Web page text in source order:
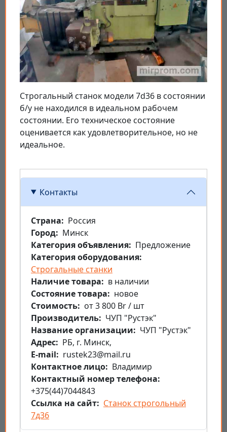
Строгальный станок модели 7d36 в состоянии
б/у не находился в идеальном рабочем
состоянии. Его техническое состояние
оценивается как удовлетворительное, но не
идеальное.
Контакты
Страна
Россия
Город
Минск
Категория объявления
Предложение
Категория оборудования
Строгальные станки
Наличие товара
в наличии
Состояние товара
новое
Стоимость
от 3 800 Br / шт
Производитель
ЧУП "Рустэк"
Название организации
ЧУП "Рустэк"
Aдрес
РБ, г. Минск,
E-mail
rustek23@mail.ru
Контактное лицо
Владимир
Контактный номер телефона
+375(44)7044843
Ссылка на сайт
Станок строгольный
7д36